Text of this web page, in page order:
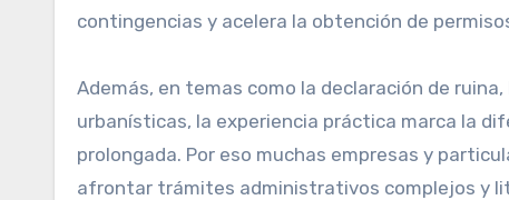
contingencias y acelera la obtención de
Además, en temas como la declaración de
urbanísticas, la experiencia práctica marca la
prolongada. Por eso muchas empresas y
afrontar trámites administrativos complejos y